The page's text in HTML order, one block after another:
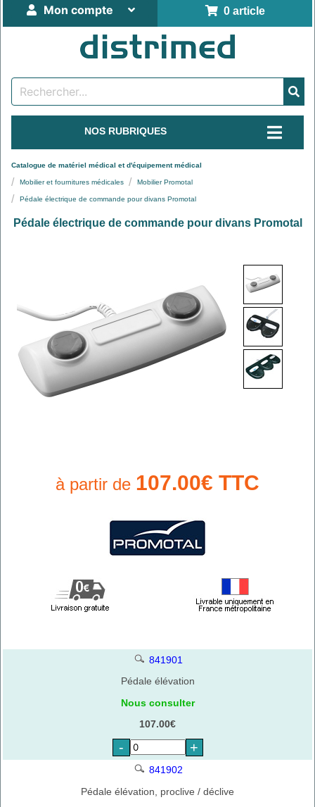
0 article
Mon compte
NOS RUBRIQUES
Catalogue de matériel médical et d'équipement médical
Mobilier et fournitures médicales Mobilier Promotal
Pédale électrique de commande pour divans Promotal
Pédale électrique de commande pour divans Promotal
à partir de 107.00€ TTC
841901
Pédale élévation
Nous consulter
107.00€
- +
841902
Pédale élévation, proclive / déclive